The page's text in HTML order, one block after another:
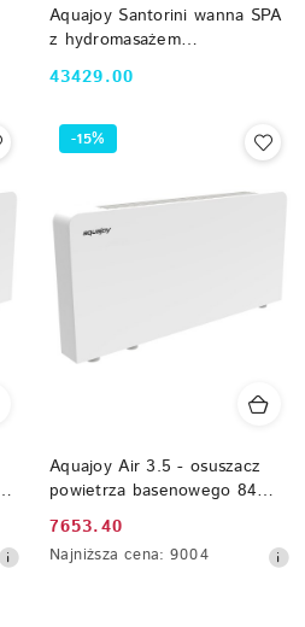
Aquajoy Santorini wanna SPA
z hydromasażem
(220х220х95 cm), opal
ciemny
Cena:
43429.00
Aquajoy Air 3.5 - osuszacz
powietrza basenowego 84
l/dobę (WiFi, montaż
ścienny/podłogowy)
Cena
promocyjna:
7653.40
Najniższa
Najniższa cena: 9004
-15%